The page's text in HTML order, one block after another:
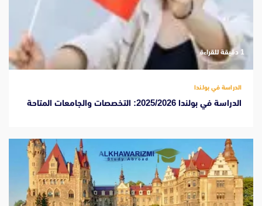
‫1 دقيقة للقراءة
الدراسة في بولندا
الدراسة في بولندا 2025/2026: التخصصات والجامعات المتاحة